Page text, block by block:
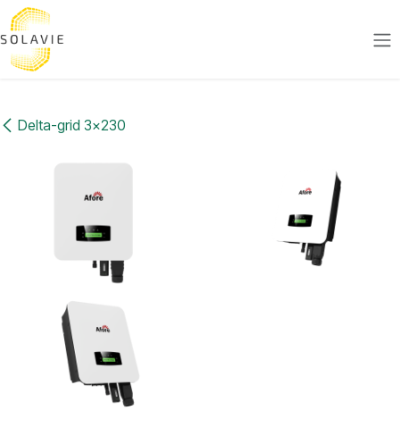
Se rendre au contenu
Delta-grid 3x230